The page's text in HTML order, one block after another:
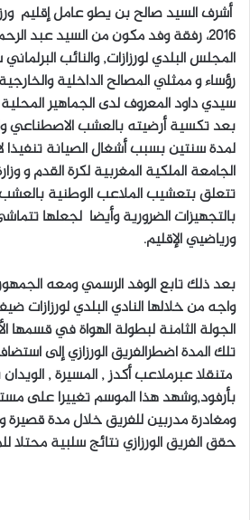
2016، رفقة وفد مكون من السيد عبد
المجلس البلدي لورزازات, والنائب
رؤساء و ممثلي المصالح الداخلية
سيدي داود المعروف لدى الجماهير
بعد تكسية أرضيته بالعشب الاصطناعي
لمدة سنتين بسبب أشغال الصيانة تنفيذا
الجامعة الملكية المغربية لكرة القدم و
تتعلق بتعشيب الملاعب الوطنية
بالتجهيزات الضرورية وأيضا لجعلها
ورياضيي الإقليم.
بعد ذلك تابع الوفد الرسمي ومعه الجمهور
واجه من خلالها النادي البلدي لورزازات
الجولة الثامنة لبطولة الهواة في قسمها
تلك المدة اضطرالفريق الورزازي إلى
متنقلا عبرملاعب أكدز , المسيرة ,
بأرفود,وشهد هذا الموسم تغييرا على
ومغادرة مدربين للفريق خلال مدة
حقق الفريق الورزازي نتائج سلبية محتلا